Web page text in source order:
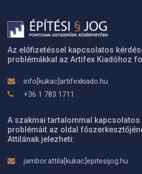
Az előfizetéssel kapcsolatos
problémákkal az Artifex Kiadóhoz
info[kukac]artifexkiado.hu
+36 1 783 1711
A szakmai tartalommal kapcsolatos
problémáit az oldal
Attilának jelezheti:
jambor.attila[kukac]epitesijog.hu